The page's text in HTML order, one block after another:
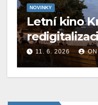
NOVINKY
Letní kino
11. 6. 2026